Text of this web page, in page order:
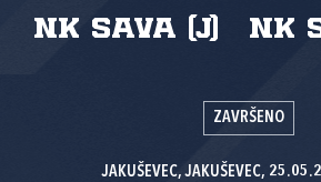
NK Sava (J) NK
ZAVRŠENO
JAKUŠEVEC, JAKUŠEVEC,